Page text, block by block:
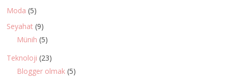
Moda (5)
Seyahat (9)
Münih (5)
Teknoloji (23)
Blogger olmak (5)